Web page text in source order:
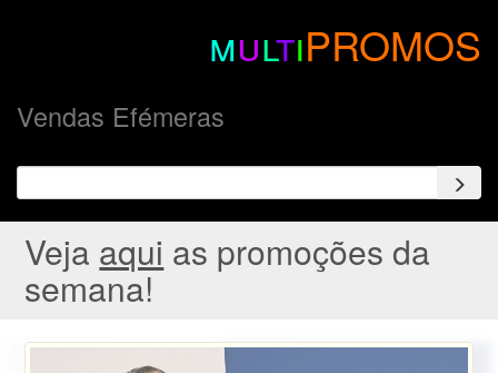
multiPROMOS
Vendas Efémeras
Veja aqui as promoções da
semana!